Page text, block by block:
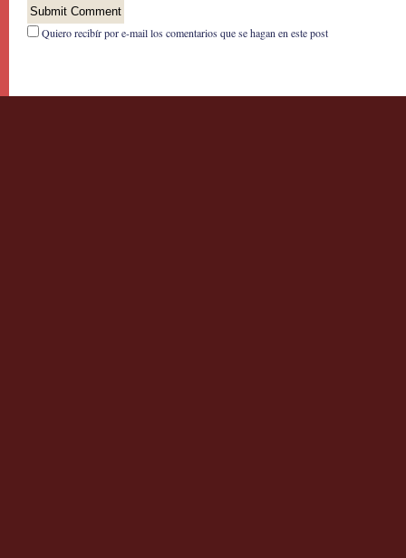
Quiero recibír por e-mail los comentarios que se hagan en este post